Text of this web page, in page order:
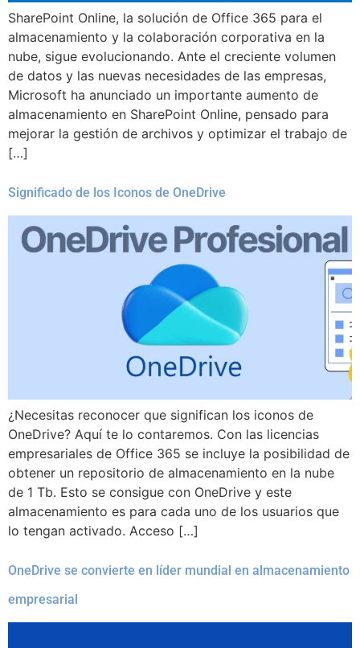
SharePoint Online, la solución de Office 365 para el
almacenamiento y la colaboración corporativa en la
nube, sigue evolucionando. Ante el creciente volumen
de datos y las nuevas necesidades de las empresas,
Microsoft ha anunciado un importante aumento de
almacenamiento en SharePoint Online, pensado para
mejorar la gestión de archivos y optimizar el trabajo de
[…]
Significado de los Iconos de OneDrive
¿Necesitas reconocer que significan los iconos de
OneDrive? Aquí te lo contaremos. Con las licencias
empresariales de Office 365 se incluye la posibilidad de
obtener un repositorio de almacenamiento en la nube
de 1 Tb. Esto se consigue con OneDrive y este
almacenamiento es para cada uno de los usuarios que
lo tengan activado. Acceso […]
OneDrive se convierte en líder mundial en almacenamiento
empresarial